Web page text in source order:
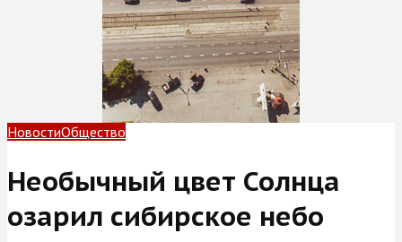
НовостиОбщество
Необычный цвет Солнца
озарил сибирское небо